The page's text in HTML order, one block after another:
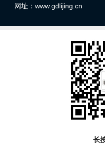
网址： www.gdlijing.cn
长